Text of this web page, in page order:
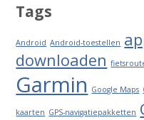
Tags
Android Android-toestellen
downloaden
Garmin Google Maps
kaarten GPS-navigatiepakketten